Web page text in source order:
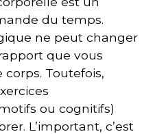
du temps.
ne peut changer
que vous
Toutefois,
ou cognitifs)
L’important, c’est